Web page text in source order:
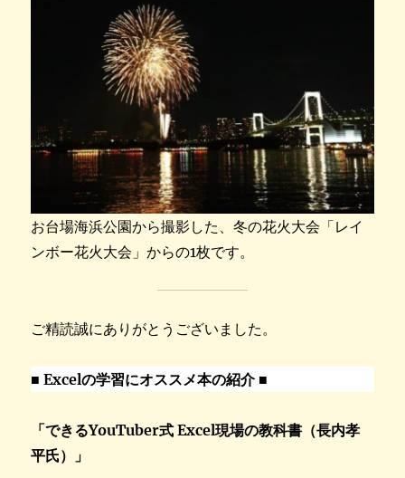
お台場海浜公園から撮影した、冬の花火大会「レイ
ンボー花火大会」からの1枚です。
ご精読誠にありがとうございました。
■Excelの学習にオススメ本の紹介 ■
「できるYouTuber式 Excel現場の教科書（長内孝
平氏）」